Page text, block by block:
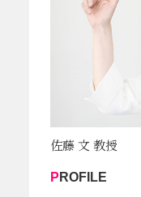
佐藤 文 教授
PROFILE